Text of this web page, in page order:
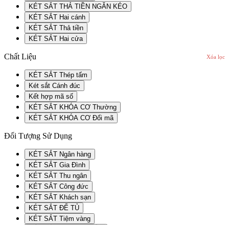
KÉT SẮT THẢ TIỀN NGĂN KÉO
KÉT SẮT Hai cánh
KÉT SẮT Thả tiền
KÉT SẮT Hai cửa
Chất Liệu Xóa lọc
KÉT SẮT Thép tấm
Két sắt Cánh đúc
Kết hợp mã số
KÉT SẮT KHÓA CƠ Thường
KÉT SẮT KHÓA CƠ Đổi mã
Đối Tượng Sử Dụng
KÉT SẮT Ngân hàng
KÉT SẮT Gia Đình
KÉT SẮT Thu ngân
KÉT SẮT Công đức
KÉT SẮT Khách sạn
KÉT SẮT ĐỂ TỦ
KÉT SẮT Tiệm vàng